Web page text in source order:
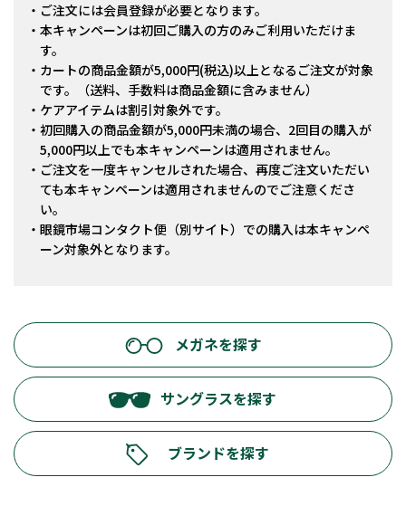
ご注文には会員登録が必要となります。
本キャンペーンは初回ご購入の方のみご利用いただけま
す。
カートの商品金額が5,000円(税込)以上となるご注文が対象
です。（送料、手数料は商品金額に含みません）
ケアアイテムは割引対象外です。
初回購入の商品金額が5,000円未満の場合、2回目の購入が
5,000円以上でも本キャンペーンは適用されません。
ご注文を一度キャンセルされた場合、再度ご注文いただい
ても本キャンペーンは適用されませんのでご注意くださ
い。
眼鏡市場コンタクト便（別サイト）での購入は本キャンペ
ーン対象外となります。
メガネを探す
サングラスを探す
ブランドを探す